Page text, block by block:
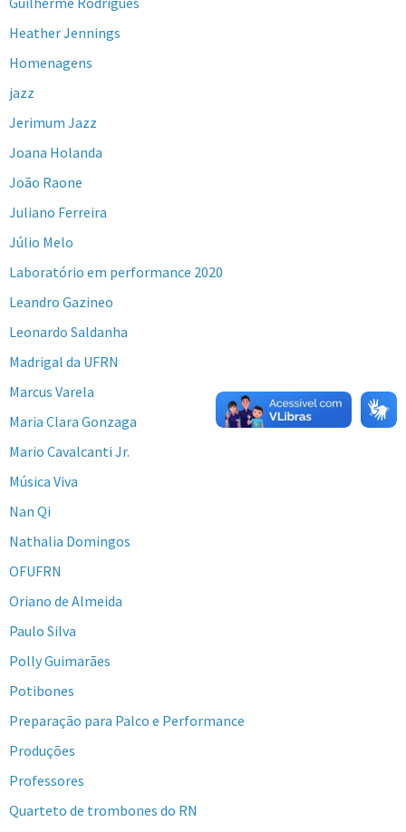
Heather Jennings
Homenagens
jazz
Jerimum Jazz
Joana Holanda
João Raone
Juliano Ferreira
Júlio Melo
Laboratório em performance 2020
Leandro Gazineo
Leonardo Saldanha
Madrigal da UFRN
Marcus Varela
Maria Clara Gonzaga
Mario Cavalcanti Jr.
Música Viva
Nan Qi
Nathalia Domingos
OFUFRN
Oriano de Almeida
Paulo Silva
Polly Guimarães
Potibones
Preparação para Palco e Performance
Produções
Professores
Quarteto de trombones do RN